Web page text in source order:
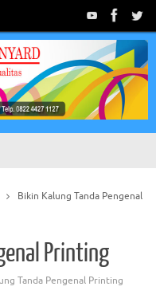
Bikin Kalung Tanda Pengenal
Printing
Tanda Pengenal Printing